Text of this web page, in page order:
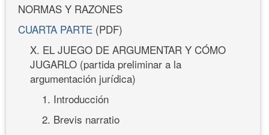
NORMAS Y RAZONES
CUARTA PARTE (PDF)
X. EL JUEGO DE ARGUMENTAR Y CÓMO
JUGARLO (partida preliminar a la
argumentación jurídica)
1. Introducción
2. Brevis narratio